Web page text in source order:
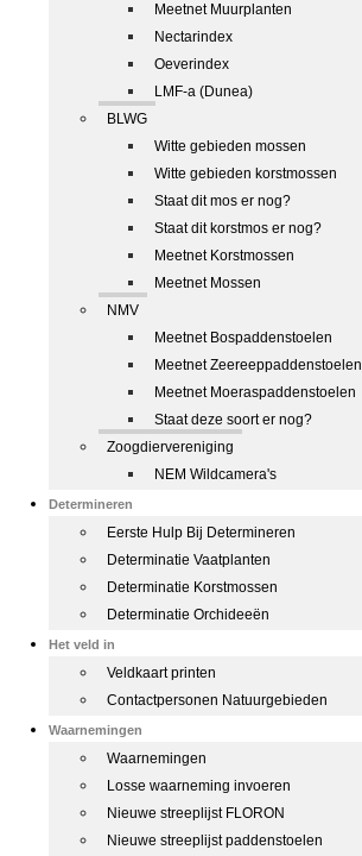
Meetnet Muurplanten
Nectarindex
Oeverindex
LMF-a (Dunea)
BLWG
Witte gebieden mossen
Witte gebieden korstmossen
Staat dit mos er nog?
Staat dit korstmos er nog?
Meetnet Korstmossen
Meetnet Mossen
NMV
Meetnet Bospaddenstoelen
Meetnet Zeereeppaddenstoelen
Meetnet Moeraspaddenstoelen
Staat deze soort er nog?
Zoogdiervereniging
NEM Wildcamera's
Determineren
Eerste Hulp Bij Determineren
Determinatie Vaatplanten
Determinatie Korstmossen
Determinatie Orchideeën
Het veld in
Veldkaart printen
Contactpersonen Natuurgebieden
Waarnemingen
Waarnemingen
Losse waarneming invoeren
Nieuwe streeplijst FLORON
Nieuwe streeplijst paddenstoelen